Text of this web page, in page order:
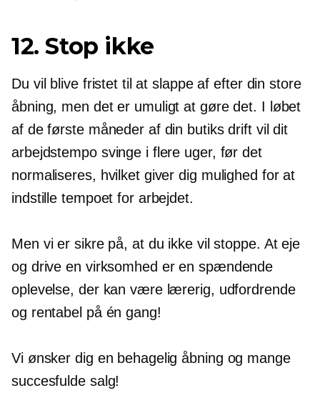
12. Stop ikke
Du vil blive fristet til at slappe af efter din store
åbning, men det er umuligt at gøre det. I løbet
af de første måneder af din butiks drift vil dit
arbejdstempo svinge i flere uger, før det
normaliseres, hvilket giver dig mulighed for at
indstille tempoet for arbejdet.
Men vi er sikre på, at du ikke vil stoppe. At eje
og drive en virksomhed er en spændende
oplevelse, der kan være lærerig, udfordrende
og rentabel på én gang!
Vi ønsker dig en behagelig åbning og mange
succesfulde salg!